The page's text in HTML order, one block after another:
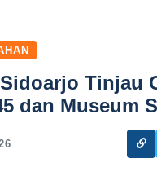
Tinjau
dan Museum